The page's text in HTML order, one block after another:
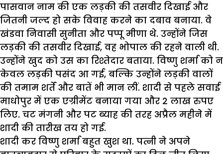
पासवान नाम की एक लड़की की तसवीर दिखाई और
जितनी जल्द हो सके विवाह करने का दबाव बनाया. वे
खंडवा निवासी सुनीता और पप्पू मीणा थे. उन्होंने जिस
लड़की की तसवीर दिखाई, वह भोपाल की रहने वाली थी.
उन्होंने खुद को उस का रिश्तेदार बताया. विष्णु शर्मा को न
केवल लड़की पसंद आ गई, बल्कि उन्होंने लड़की वालों
की तमाम शर्तें और बातें भी मान लीं. शादी से पहले सवाई
माधोपुर में एक एग्रीमेंट बनाया गया और 2 लाख रुपए
लिए. चट मंगनी और पट ब्याह की तरह अप्रैल महीने में
शादी की तारीख तय हो गई.
शादी कर विष्णु शर्मा बहुत खुश था. पत्नी ने अपने